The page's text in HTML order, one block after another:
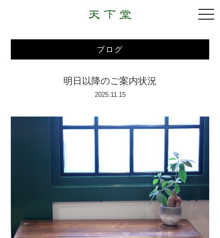
ブログ
明日以降のご案内状況
2025.11.15